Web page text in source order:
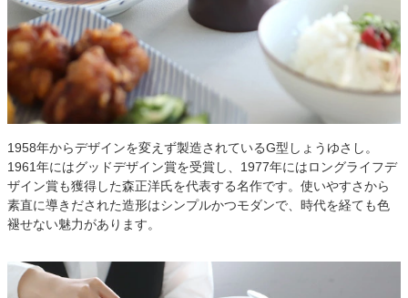
1958年からデザインを変えず製造されているG型しょうゆさし。
1961年にはグッドデザイン賞を受賞し、1977年にはロングライフデ
ザイン賞も獲得した森正洋氏を代表する名作です。使いやすさから
素直に導きだされた造形はシンプルかつモダンで、時代を経ても色
褪せない魅力があります。